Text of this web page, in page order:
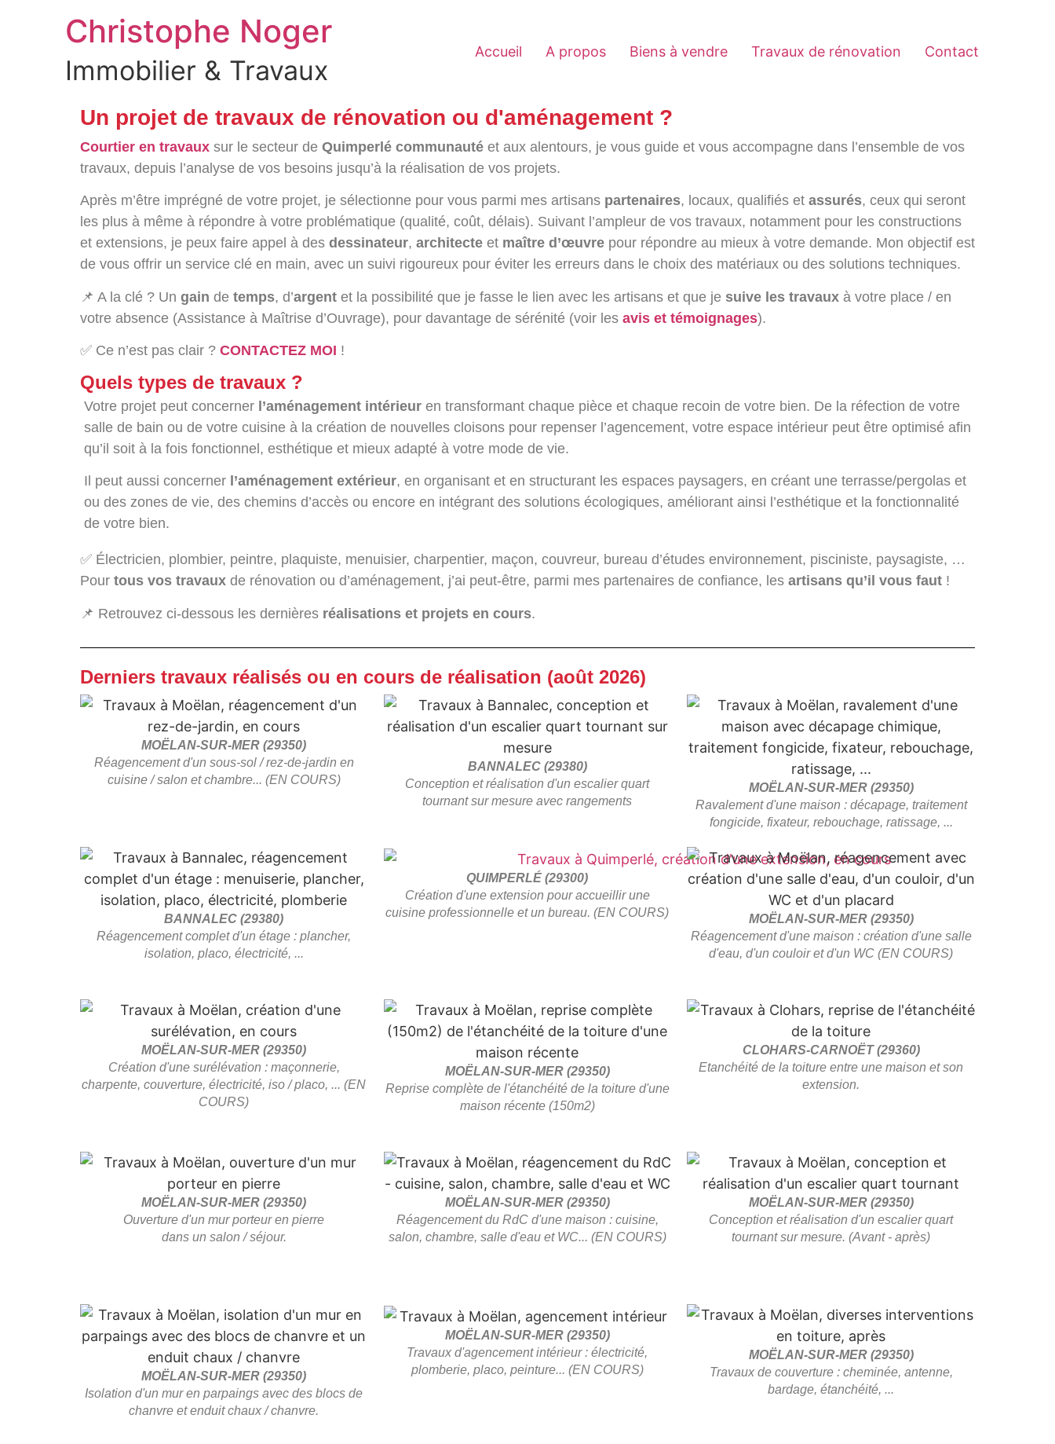
Christophe Noger
Immobilier & Travaux
Accueil A propos Biens à vendre Travaux de rénovation Contact
Un projet de travaux de rénovation ou d'aménagement ?
Courtier en travaux sur le secteur de Quimperlé communauté et aux alentours, je vous guide et vous accompagne dans l’ensemble de vos
travaux, depuis l’analyse de vos besoins jusqu’à la réalisation de vos projets.
Après m’être imprégné de votre projet, je sélectionne pour vous parmi mes artisans partenaires, locaux, qualifiés et assurés, ceux qui seront
les plus à même à répondre à votre problématique (qualité, coût, délais). Suivant l’ampleur de vos travaux, notamment pour les constructions
et extensions, je peux faire appel à des dessinateur, architecte et maître d’œuvre pour répondre au mieux à votre demande. Mon objectif est
de vous offrir un service clé en main, avec un suivi rigoureux pour éviter les erreurs dans le choix des matériaux ou des solutions techniques.
📌 A la clé ? Un gain de temps, d’argent et la possibilité que je fasse le lien avec les artisans et que je suive les travaux à votre place / en
votre absence (Assistance à Maîtrise d’Ouvrage), pour davantage de sérénité (voir les avis et témoignages).
✅ Ce n’est pas clair ? CONTACTEZ MOI !
Quels types de travaux ?
Votre projet peut concerner l’aménagement intérieur en transformant chaque pièce et chaque recoin de votre bien. De la réfection de votre
salle de bain ou de votre cuisine à la création de nouvelles cloisons pour repenser l’agencement, votre espace intérieur peut être optimisé afin
qu’il soit à la fois fonctionnel, esthétique et mieux adapté à votre mode de vie.
Il peut aussi concerner l’aménagement extérieur, en organisant et en structurant les espaces paysagers, en créant une terrasse/pergolas et
ou des zones de vie, des chemins d’accès ou encore en intégrant des solutions écologiques, améliorant ainsi l’esthétique et la fonctionnalité
de votre bien.
✅ Électricien, plombier, peintre, plaquiste, menuisier, charpentier, maçon, couvreur, bureau d’études environnement, pisciniste, paysagiste, …
Pour tous vos travaux de rénovation ou d’aménagement, j’ai peut-être, parmi mes partenaires de confiance, les artisans qu’il vous faut !
📌 Retrouvez ci-dessous les dernières réalisations et projets en cours.
Derniers travaux réalisés ou en cours de réalisation (août 2026)
MOËLAN-SUR-MER (29350)
Réagencement d'un sous-sol / rez-de-jardin en
cuisine / salon et chambre... (EN COURS)
BANNALEC (29380)
Conception et réalisation d'un escalier quart
tournant sur mesure avec rangements
MOËLAN-SUR-MER (29350)
Ravalement d'une maison : décapage, traitement
fongicide, fixateur, rebouchage, ratissage, ...
BANNALEC (29380)
Réagencement complet d'un étage : plancher,
isolation, placo, électricité, ...
QUIMPERLÉ (29300)
Création d'une extension pour accueillir une
cuisine professionnelle et un bureau. (EN COURS)
MOËLAN-SUR-MER (29350)
Réagencement d'une maison : création d'une salle
d'eau, d'un couloir et d'un WC (EN COURS)
MOËLAN-SUR-MER (29350)
Création d'une surélévation : maçonnerie,
charpente, couverture, électricité, iso / placo, ... (EN
COURS)
MOËLAN-SUR-MER (29350)
Reprise complète de l'étanchéité de la toiture d'une
maison récente (150m2)
CLOHARS-CARNOËT (29360)
Etanchéité de la toiture entre une maison et son
extension.
MOËLAN-SUR-MER (29350)
Ouverture d'un mur porteur en pierre
dans un salon / séjour.
MOËLAN-SUR-MER (29350)
Réagencement du RdC d'une maison : cuisine,
salon, chambre, salle d'eau et WC... (EN COURS)
MOËLAN-SUR-MER (29350)
Conception et réalisation d'un escalier quart
tournant sur mesure. (Avant - après)
MOËLAN-SUR-MER (29350)
Isolation d'un mur en parpaings avec des blocs de
chanvre et enduit chaux / chanvre.
MOËLAN-SUR-MER (29350)
Travaux d'agencement intérieur : électricité,
plomberie, placo, peinture... (EN COURS)
MOËLAN-SUR-MER (29350)
Travaux de couverture : cheminée, antenne,
bardage, étanchéité, ...